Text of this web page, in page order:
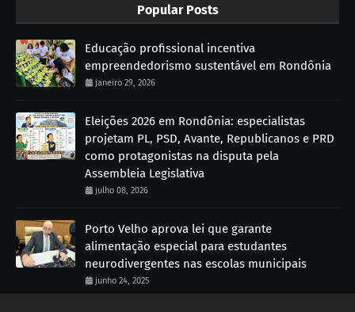
Popular Posts
Educação profissional incentiva
empreendedorismo sustentável em Rondônia
janeiro 29, 2026
Eleições 2026 em Rondônia: especialistas
projetam PL, PSD, Avante, Republicanos e PRD
como protagonistas na disputa pela
Assembleia Legislativa
julho 08, 2026
Porto Velho aprova lei que garante
alimentação especial para estudantes
neurodivergentes nas escolas municipais
junho 24, 2025